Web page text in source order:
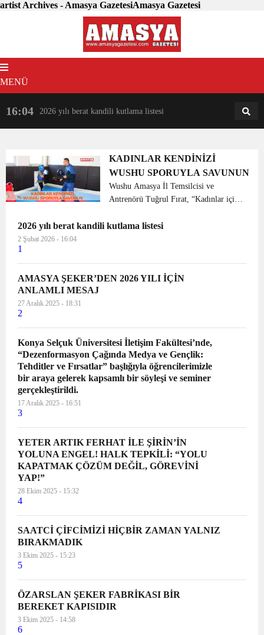
artist Archives - Amasya GazetesiAmasya Gazetesi
MENÜ
16:04 2026 yılı berat kandili kutlama listesi 18:31
KADINLAR KENDİNİZİ
WUSHU SPORUYLA SAVUNUN
Wushu Amasya İl Temsilcisi ve
Antrenörü Tuğrul Fırat, “Kadınlar için
(Kung Fu)”dedi. Fırat, “Sanda
2026 yılı berat kandili kutlama listesi
2 Şubat 2026 - 16:04
1
AMASYA ŞEKER’DEN 2026 YILI İÇİN
ANLAMLI MESAJ
27 Aralık 2025 - 18:31
2
Konya Selçuk Üniversitesi İletişim Fakültesi’nde,
“Dezenformasyon Çağında Medya ve Gençlik:
Tehditler ve Fırsatlar” başlığıyla öğrencilerimizle
bir araya gelerek kapsamlı bir söyleşi ve seminer
gerçekleştirildi.
17 Aralık 2025 - 16:51
3
YETER ARTIK FERHAT İLE ŞİRİN’İN
YOLUNA ENGEL! HALK TEPKİLİ: “YOLU
KAPATMAK ÇÖZÜM DEĞİL, GÖREVİNİ
YAP!”
28 Ekim 2025 - 15:32
4
SAATCİ ÇİFCİMİZİ HİÇBİR ZAMAN YALNIZ
BIRAKMADIK
3 Ekim 2025 - 15:23
5
ÖZARSLAN ŞEKER FABRİKASI BİR
BEREKET KAPISIDIR
3 Ekim 2025 - 14:58
6